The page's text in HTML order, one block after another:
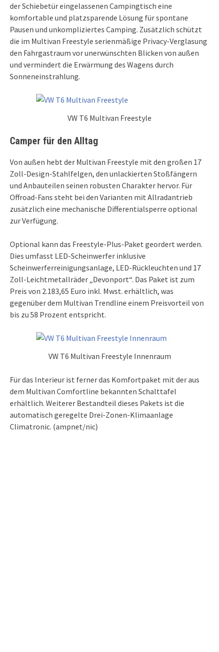
der Schiebetür eingelassenen Campingtisch eine
komfortable und platzsparende Lösung für spontane
Pausen und unkompliziertes Camping. Zusätzlich schützt
die im Multivan Freestyle serienmäßige Privacy-Verglasung
den Fahrgastraum vor unerwünschten Blicken von außen
und vermindert die Erwärmung des Wagens durch
Sonneneinstrahlung.
VW T6 Multivan Freestyle
Camper für den Alltag
Von außen hebt der Multivan Freestyle mit den großen 17
Zoll-Design-Stahlfelgen, den unlackierten Stoßfängern
und Anbauteilen seinen robusten Charakter hervor. Für
Offroad-Fans steht bei den Varianten mit Allradantrieb
zusätzlich eine mechanische Differentialsperre optional
zur Verfügung.
Optional kann das Freestyle-Plus-Paket geordert werden.
Dies umfasst LED-Scheinwerfer inklusive
Scheinwerferreinigungsanlage, LED-Rückleuchten und 17
Zoll-Leichtmetallräder „Devonport“. Das Paket ist zum
Preis von 2.183,65 Euro inkl. Mwst. erhältlich, was
gegenüber dem Multivan Trendline einem Preisvorteil von
bis zu 58 Prozent entspricht.
VW T6 Multivan Freestyle Innenraum
Für das Interieur ist ferner das Komfortpaket mit der aus
dem Multivan Comfortline bekannten Schalttafel
erhältlich. Weiterer Bestandteil dieses Pakets ist die
automatisch geregelte Drei-Zonen-Klimaanlage
Climatronic. (ampnet/nic)